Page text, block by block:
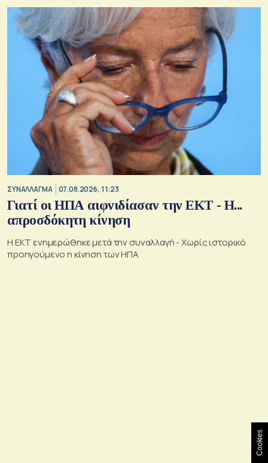
ΣΥΝΑΛΛΑΓΜΑ 07.08.2026, 11:23
Γιατί οι ΗΠΑ αιφνιδίασαν την ΕΚΤ - Η...
απροσδόκητη κίνηση
Η ΕΚΤ ενημερώθηκε μετά την συναλλαγή - Χωρίς ιστορικό
προηγούμενο η κίνηση των ΗΠΑ
Cookies